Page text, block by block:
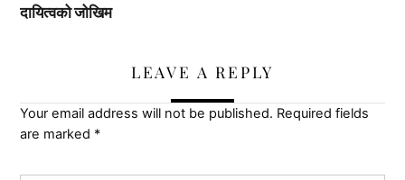
दायित्वको जोखिम
LEAVE A REPLY
Your email address will not be published. Required fields
are marked *